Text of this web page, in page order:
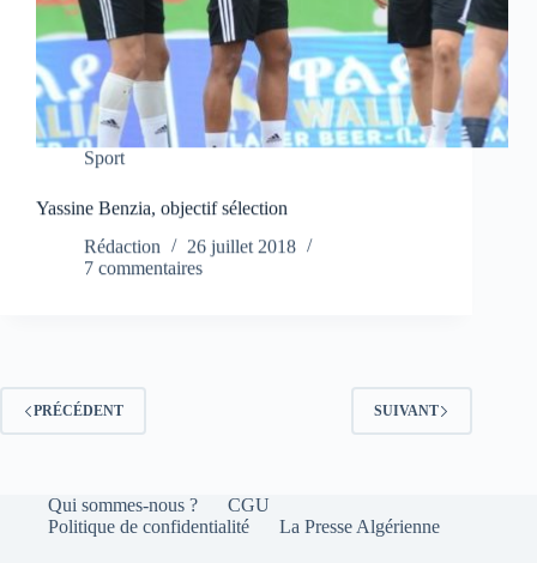
Sport
Yassine Benzia, objectif sélection
Rédaction
26 juillet 2018
7 commentaires
PRÉCÉDENT SUIVANT
Qui sommes-nous ?
CGU
Politique de confidentialité
La Presse Algérienne